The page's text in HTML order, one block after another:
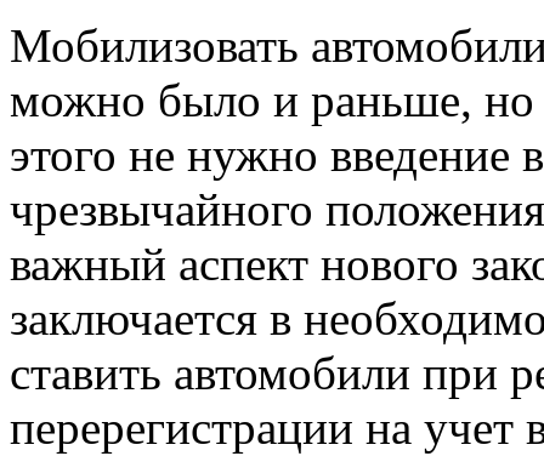
Мобилизовать
можно было и раньше, но
этого не нужно введение
чрезвычайного
важный аспект нового
заключается в
ставить автомобили при
перерегистрации на учет